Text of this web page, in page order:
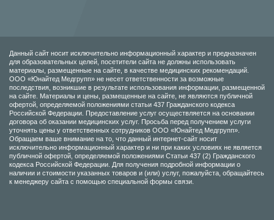
Данный сайт носит исключительно информационный характер и предназначен
для образовательных целей, посетители сайта не должны использовать
материалы, размещенные на сайте, в качестве медицинских рекомендаций.
ООО «Юнайтед Медгрупп» не несет ответственности за возможные
последствия, возникшие в результате использования информации, размещенной
на сайте. Материалы и цены, размещенные на сайте, не являются публичной
офертой, определяемой положениями статьи 437 Гражданского кодекса
Российской Федерации. Предоставление услуг осуществляется на основании
договора об оказании медицинских услуг. Просьба перед получением услуги
уточнять цены у ответственных сотрудников ООО «Юнайтед Медгрупп».
Обращаем ваше внимание на то, что данный интернет-сайт носит
исключительно информационный характер и ни при каких условиях не является
публичной офертой, определяемой положениями Статьи 437 (2) Гражданского
кодекса Российской Федерации. Для получения подробной информации о
наличии и стоимости указанных товаров и (или) услуг, пожалуйста, обращайтесь
к менеджеру сайта с помощью специальной формы связи.